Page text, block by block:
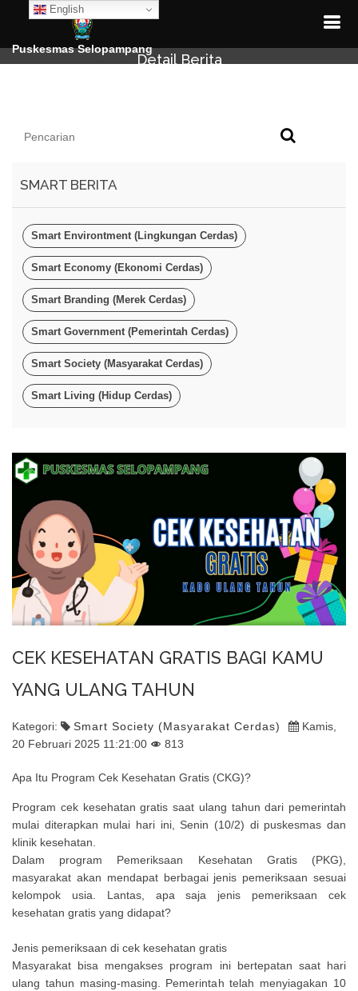
English
Puskesmas Selopampang
Detail Berita
SMART BERITA
Smart Environtment (Lingkungan Cerdas)
Smart Economy (Ekonomi Cerdas)
Smart Branding (Merek Cerdas)
Smart Government (Pemerintah Cerdas)
Smart Society (Masyarakat Cerdas)
Smart Living (Hidup Cerdas)
CEK KESEHATAN GRATIS BAGI KAMU
YANG ULANG TAHUN
Kategori: Smart Society (Masyarakat Cerdas)
Kamis,
20 Februari 2025 11:21:00
813
Apa Itu Program Cek Kesehatan Gratis (CKG)?
Program cek kesehatan gratis saat ulang tahun dari pemerintah
mulai diterapkan mulai hari ini, Senin (10/2) di puskesmas dan
klinik kesehatan.
Dalam program Pemeriksaan Kesehatan Gratis (PKG),
masyarakat akan mendapat berbagai jenis pemeriksaan sesuai
kelompok usia. Lantas, apa saja jenis pemeriksaan cek
kesehatan gratis yang didapat?
Jenis pemeriksaan di cek kesehatan gratis
Masyarakat bisa mengakses program ini bertepatan saat hari
ulang tahun masing-masing. Pemerintah telah menyiagakan 10